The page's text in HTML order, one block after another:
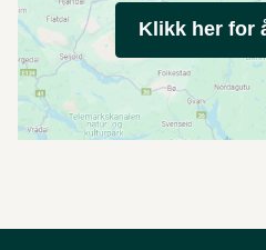
Klikk her for